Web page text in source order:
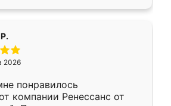
2026
понравилось
компании Ренессанс от